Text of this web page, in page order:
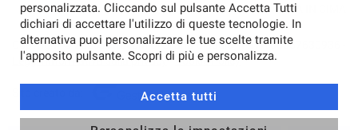
TORNA IN CIMA
Copyright © 2026 Autocom Di Uliana Claudio - P.IVA 00367630936 -
Leggi l'informativa sulla privacy- Cookie Policy
personalizzata. Cliccando sul pulsante Accetta Tutti
dichiari di accettare l'utilizzo di queste tecnologie. In
alternativa puoi personalizzare le tue scelte tramite
l'apposito pulsante. Scopri di più e personalizza.
Accetta tutti
Cookie di marketing
Leggi
cookie